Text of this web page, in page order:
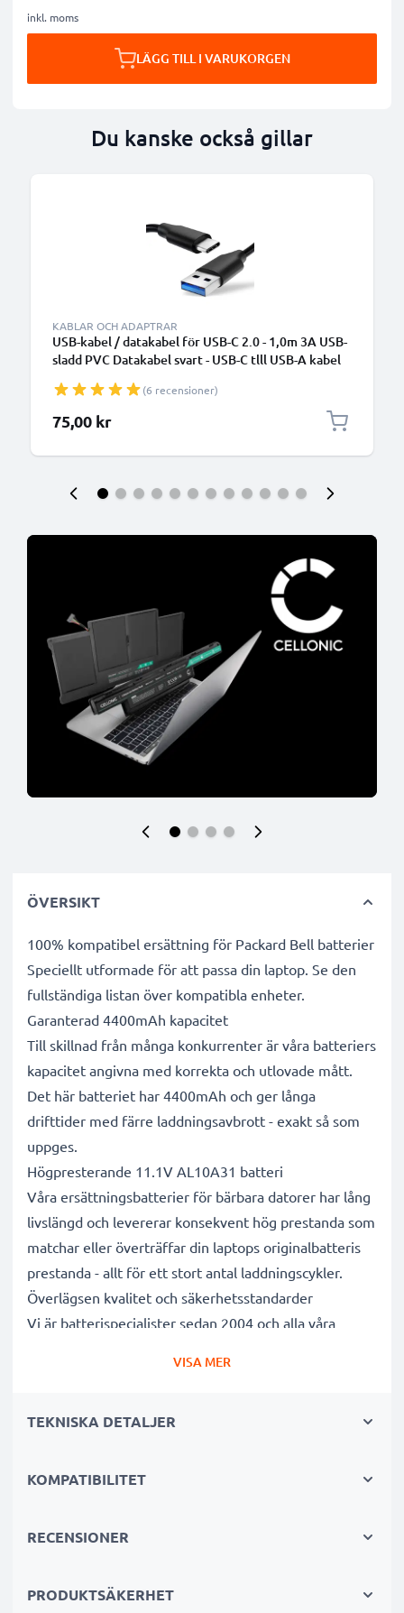
inkl. moms
LÄGG TILL I VARUKORGEN
Du kanske också gillar
KABLAR OCH ADAPTRAR
USB-kabel / datakabel för USB-C 2.0 - 1,0m 3A USB-
sladd PVC Datakabel svart - USB-C tlll USB-A kabel
(6 recensioner)
75,00 kr
ÖVERSIKT
100% kompatibel ersättning för Packard Bell batterier
Speciellt utformade för att passa din laptop. Se den
fullständiga listan över kompatibla enheter.
Garanterad 4400mAh kapacitet
Till skillnad från många konkurrenter är våra batteriers
kapacitet angivna med korrekta och utlovade mått.
Det här batteriet har 4400mAh och ger långa
drifttider med färre laddningsavbrott - exakt så som
uppges.
Högpresterande 11.1V AL10A31 batteri
Våra ersättningsbatterier för bärbara datorer har lång
livslängd och levererar konsekvent hög prestanda som
matchar eller överträffar din laptops originalbatteris
prestanda - allt för ett stort antal laddningscykler.
Överlägsen kvalitet och säkerhetsstandarder
Vi är batterispecialister sedan 2004 och alla våra
mer därtill. Det är därför de levereras med 3 års
Det hållbara valet
VISA MER
TEKNISKA DETALJER
KOMPATIBILITET
RECENSIONER
PRODUKTSÄKERHET